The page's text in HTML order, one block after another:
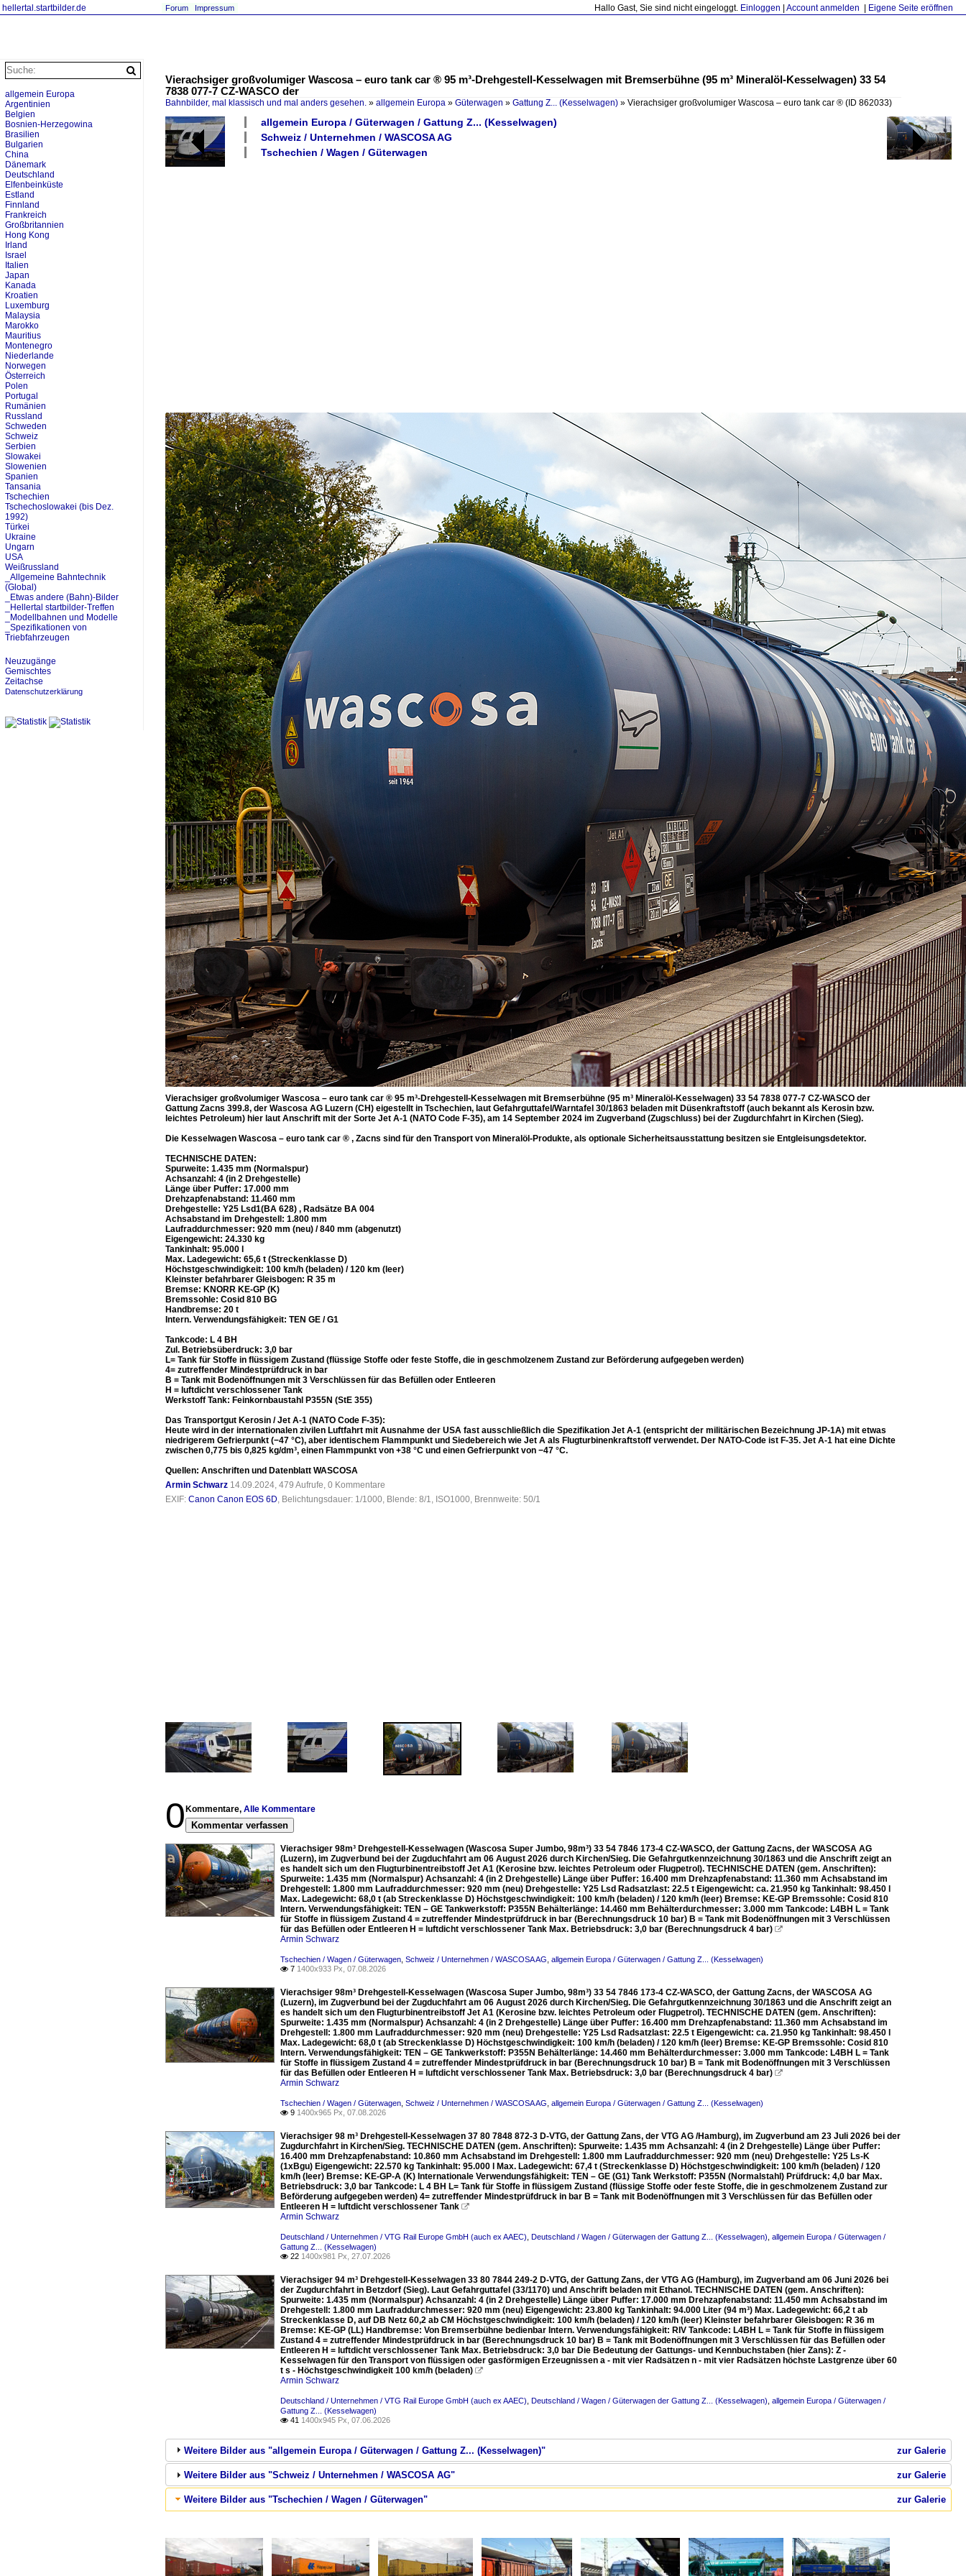
hellertal.startbilder.de Hallo Gast, Sie sind nicht eingeloggt. Einloggen Account anmelden Eigene Seite eröffnen
Forum Impressum
Vierachsiger großvolumiger Wascosa – euro tank car ® 95 m³-Drehgestell-Kesselwagen mit Bremserbühne (95 m³ Mineralöl-Kesselwagen) 33 54
7838 077-7 CZ-WASCO der
Bahnbilder, mal klassisch und mal anders gesehen. » allgemein Europa » Güterwagen » Gattung Z... (Kesselwagen) » Vierachsiger großvolumiger Wascosa – euro tank car ® (ID 862033)
allgemein Europa / Güterwagen / Gattung Z... (Kesselwagen)
Schweiz / Unternehmen / WASCOSA AG
Tschechien / Wagen / Güterwagen
Vierachsiger großvolumiger Wascosa – euro tank car ® 95 m³-Drehgestell-Kesselwagen mit Bremserbühne (95 m³ Mineralöl-Kesselwagen) 33 54 7838 077-7 CZ-WASCO der
Gattung Zacns 399.8, der Wascosa AG Luzern (CH) eigestellt in Tschechien, laut Gefahrguttafel/Warntafel 30/1863 beladen mit Düsenkraftstoff (auch bekannt als Kerosin bzw.
leichtes Petroleum) hier laut Anschrift mit der Sorte Jet A-1 (NATO Code F-35), am 14 September 2024 im Zugverband (Zugschluss) bei der Zugdurchfahrt in Kirchen (Sieg).
Die Kesselwagen Wascosa – euro tank car ® , Zacns sind für den Transport von Mineralöl-Produkte, als optionale Sicherheitsausstattung besitzen sie Entgleisungsdetektor.
TECHNISCHE DATEN:
Spurweite: 1.435 mm (Normalspur)
Achsanzahl: 4 (in 2 Drehgestelle)
Länge über Puffer: 17.000 mm
Drehzapfenabstand: 11.460 mm
Drehgestelle: Y25 Lsd1(BA 628) , Radsätze BA 004
Achsabstand im Drehgestell: 1.800 mm
Laufraddurchmesser: 920 mm (neu) / 840 mm (abgenutzt)
Eigengewicht: 24.330 kg
Tankinhalt: 95.000 l
Max. Ladegewicht: 65,6 t (Streckenklasse D)
Höchstgeschwindigkeit: 100 km/h (beladen) / 120 km (leer)
Kleinster befahrbarer Gleisbogen: R 35 m
Bremse: KNORR KE-GP (K)
Bremssohle: Cosid 810 BG
Handbremse: 20 t
Intern. Verwendungsfähigkeit: TEN GE / G1
Tankcode: L 4 BH
Zul. Betriebsüberdruck: 3,0 bar
L= Tank für Stoffe in flüssigem Zustand (flüssige Stoffe oder feste Stoffe, die in geschmolzenem Zustand zur Beförderung aufgegeben werden)
4= zutreffender Mindestprüfdruck in bar
B = Tank mit Bodenöffnungen mit 3 Verschlüssen für das Befüllen oder Entleeren
H = luftdicht verschlossener Tank
Werkstoff Tank: Feinkornbaustahl P355N (StE 355)
Das Transportgut Kerosin / Jet A-1 (NATO Code F-35):
Heute wird in der internationalen zivilen Luftfahrt mit Ausnahme der USA fast ausschließlich die Spezifikation Jet A-1 (entspricht der militärischen Bezeichnung JP-1A) mit etwas
niedrigerem Gefrierpunkt (−47 °C), aber identischem Flammpunkt und Siedebereich wie Jet A als Flugturbinenkraftstoff verwendet. Der NATO-Code ist F-35. Jet A-1 hat eine Dichte
zwischen 0,775 bis 0,825 kg/dm³, einen Flammpunkt von +38 °C und einen Gefrierpunkt von −47 °C.
Quellen: Anschriften und Datenblatt WASCOSA
Armin Schwarz 14.09.2024, 479 Aufrufe, 0 Kommentare
EXIF: Canon Canon EOS 6D, Belichtungsdauer: 1/1000, Blende: 8/1, ISO1000, Brennweite: 50/1
0 Kommentare, Alle Kommentare
Kommentar verfassen
Vierachsiger 98m³ Drehgestell-Kesselwagen (Wascosa Super Jumbo, 98m³) 33 54 7846 173-4 CZ-WASCO, der Gattung Zacns, der WASCOSA AG
(Luzern), im Zugverbund bei der Zugduchfahrt am 06 August 2026 durch Kirchen/Sieg. Die Gefahrgutkennzeichnung 30/1863 und die Anschrift zeigt an
es handelt sich um den Flugturbinentreibstoff Jet A1 (Kerosine bzw. leichtes Petroleum oder Flugpetrol). TECHNISCHE DATEN (gem. Anschriften):
Spurweite: 1.435 mm (Normalspur) Achsanzahl: 4 (in 2 Drehgestelle) Länge über Puffer: 16.400 mm Drehzapfenabstand: 11.360 mm Achsabstand im
Drehgestell: 1.800 mm Laufraddurchmesser: 920 mm (neu) Drehgestelle: Y25 Lsd Radsatzlast: 22.5 t Eigengewicht: ca. 21.950 kg Tankinhalt: 98.450 l
Max. Ladegewicht: 68,0 t (ab Streckenklasse D) Höchstgeschwindigkeit: 100 km/h (beladen) / 120 km/h (leer) Bremse: KE-GP Bremssohle: Cosid 810
Intern. Verwendungsfähigkeit: TEN – GE Tankwerkstoff: P355N Behälterlänge: 14.460 mm Behälterdurchmesser: 3.000 mm Tankcode: L4BH L = Tank
für Stoffe in flüssigem Zustand 4 = zutreffender Mindestprüfdruck in bar (Berechnungsdruck 10 bar) B = Tank mit Bodenöffnungen mit 3 Verschlüssen
für das Befüllen oder Entleeren H = luftdicht verschlossener Tank Max. Betriebsdruck: 3,0 bar (Berechnungsdruck 4 bar) 
Armin Schwarz
Tschechien / Wagen / Güterwagen Schweiz / Unternehmen / WASCOSA AG allgemein Europa / Güterwagen / Gattung Z... (Kesselwagen)
 7 1400x933 Px, 07.08.2026
Vierachsiger 98m³ Drehgestell-Kesselwagen (Wascosa Super Jumbo, 98m³) 33 54 7846 173-4 CZ-WASCO, der Gattung Zacns, der WASCOSA AG
(Luzern), im Zugverbund bei der Zugduchfahrt am 06 August 2026 durch Kirchen/Sieg. Die Gefahrgutkennzeichnung 30/1863 und die Anschrift zeigt an
es handelt sich um den Flugturbinentreibstoff Jet A1 (Kerosine bzw. leichtes Petroleum oder Flugpetrol). TECHNISCHE DATEN (gem. Anschriften):
Spurweite: 1.435 mm (Normalspur) Achsanzahl: 4 (in 2 Drehgestelle) Länge über Puffer: 16.400 mm Drehzapfenabstand: 11.360 mm Achsabstand im
Drehgestell: 1.800 mm Laufraddurchmesser: 920 mm (neu) Drehgestelle: Y25 Lsd Radsatzlast: 22.5 t Eigengewicht: ca. 21.950 kg Tankinhalt: 98.450 l
Max. Ladegewicht: 68,0 t (ab Streckenklasse D) Höchstgeschwindigkeit: 100 km/h (beladen) / 120 km/h (leer) Bremse: KE-GP Bremssohle: Cosid 810
Intern. Verwendungsfähigkeit: TEN – GE Tankwerkstoff: P355N Behälterlänge: 14.460 mm Behälterdurchmesser: 3.000 mm Tankcode: L4BH L = Tank
für Stoffe in flüssigem Zustand 4 = zutreffender Mindestprüfdruck in bar (Berechnungsdruck 10 bar) B = Tank mit Bodenöffnungen mit 3 Verschlüssen
für das Befüllen oder Entleeren H = luftdicht verschlossener Tank Max. Betriebsdruck: 3,0 bar (Berechnungsdruck 4 bar) 
Armin Schwarz
Tschechien / Wagen / Güterwagen Schweiz / Unternehmen / WASCOSA AG allgemein Europa / Güterwagen / Gattung Z... (Kesselwagen)
 9 1400x965 Px, 07.08.2026
Vierachsiger 98 m³ Drehgestell-Kesselwagen 37 80 7848 872-3 D-VTG, der Gattung Zans, der VTG AG /Hamburg), im Zugverbund am 23 Juli 2026 bei der
Zugdurchfahrt in Kirchen/Sieg. TECHNISCHE DATEN (gem. Anschriften): Spurweite: 1.435 mm Achsanzahl: 4 (in 2 Drehgestelle) Länge über Puffer:
16.400 mm Drehzapfenabstand: 10.860 mm Achsabstand im Drehgestell: 1.800 mm Laufraddurchmesser: 920 mm (neu) Drehgestelle: Y25 Ls-K
(1xBgu) Eigengewicht: 22.570 kg Tankinhalt: 95.000 l Max. Ladegewicht: 67,4 t (Streckenklasse D) Höchstgeschwindigkeit: 100 km/h (beladen) / 120
km/h (leer) Bremse: KE-GP-A (K) Internationale Verwendungsfähigkeit: TEN – GE (G1) Tank Werkstoff: P355N (Normalstahl) Prüfdruck: 4,0 bar Max.
Betriebsdruck: 3,0 bar Tankcode: L 4 BH L= Tank für Stoffe in flüssigem Zustand (flüssige Stoffe oder feste Stoffe, die in geschmolzenem Zustand zur
Beförderung aufgegeben werden) 4= zutreffender Mindestprüfdruck in bar B = Tank mit Bodenöffnungen mit 3 Verschlüssen für das Befüllen oder
Entleeren H = luftdicht verschlossener Tank 
Armin Schwarz
Deutschland / Unternehmen / VTG Rail Europe GmbH (auch ex AAEC) Deutschland / Wagen / Güterwagen der Gattung Z... (Kesselwagen) allgemein Europa / Güterwagen /
Gattung Z... (Kesselwagen)
 22 1400x981 Px, 27.07.2026
Vierachsiger 94 m³ Drehgestell-Kesselwagen 33 80 7844 249-2 D-VTG, der Gattung Zans, der VTG AG (Hamburg), im Zugverband am 06 Juni 2026 bei
der Zugdurchfahrt in Betzdorf (Sieg). Laut Gefahrguttafel (33/1170) und Anschrift beladen mit Ethanol. TECHNISCHE DATEN (gem. Anschriften):
Spurweite: 1.435 mm (Normalspur) Achsanzahl: 4 (in 2 Drehgestelle) Länge über Puffer: 17.000 mm Drehzapfenabstand: 11.450 mm Achsabstand im
Drehgestell: 1.800 mm Laufraddurchmesser: 920 mm (neu) Eigengewicht: 23.800 kg Tankinhalt: 94.000 Liter (94 m³) Max. Ladegewicht: 66,2 t ab
Streckenklasse D, auf DB Netz 60,2 ab CM Höchstgeschwindigkeit: 100 km/h (beladen) / 120 km/h (leer) Kleinster befahrbarer Gleisbogen: R 36 m
Bremse: KE-GP (LL) Handbremse: Von Bremserbühne bedienbar Intern. Verwendungsfähigkeit: RIV Tankcode: L4BH L = Tank für Stoffe in flüssigem
Zustand 4 = zutreffender Mindestprüfdruck in bar (Berechnungsdruck 10 bar) B = Tank mit Bodenöffnungen mit 3 Verschlüssen für das Befüllen oder
Entleeren H = luftdicht verschlossener Tank Max. Betriebsdruck: 3,0 bar Die Bedeutung der Gattungs- und Kennbuchstaben (hier Zans): Z -
Kesselwagen für den Transport von flüssigen oder gasförmigen Erzeugnissen a - mit vier Radsätzen n - mit vier Radsätzen höchste Lastgrenze über 60
t s - Höchstgeschwindigkeit 100 km/h (beladen) 
Armin Schwarz
Deutschland / Unternehmen / VTG Rail Europe GmbH (auch ex AAEC) Deutschland / Wagen / Güterwagen der Gattung Z... (Kesselwagen) allgemein Europa / Güterwagen /
Gattung Z... (Kesselwagen)
 41 1400x945 Px, 07.06.2026
zur Galerie
Weitere Bilder aus "allgemein Europa / Güterwagen / Gattung Z... (Kesselwagen)"
zur Galerie
Weitere Bilder aus "Schweiz / Unternehmen / WASCOSA AG"
zur Galerie
Weitere Bilder aus "Tschechien / Wagen / Güterwagen"
allgemein Europa
Argentinien
Belgien
Bosnien-Herzegowina
Brasilien
Bulgarien
China
Dänemark
Deutschland
Elfenbeinküste
Estland
Finnland
Frankreich
Großbritannien
Hong Kong
Irland
Israel
Italien
Japan
Kanada
Kroatien
Luxemburg
Malaysia
Marokko
Mauritius
Montenegro
Niederlande
Norwegen
Österreich
Polen
Portugal
Rumänien
Russland
Schweden
Schweiz
Serbien
Slowakei
Slowenien
Spanien
Tansania
Tschechien
Tschechoslowakei (bis Dez.
1992)
Türkei
Ukraine
Ungarn
USA
Weißrussland
_Allgemeine Bahntechnik
(Global)
_Etwas andere (Bahn)-Bilder
_Hellertal startbilder-Treffen
_Modellbahnen und Modelle
_Spezifikationen von
Triebfahrzeugen
Neuzugänge
Gemischtes
Zeitachse
Datenschutzerklärung